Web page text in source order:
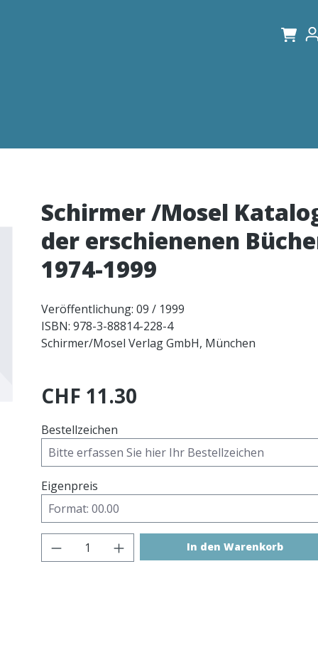
Schirmer /Mosel
der erschienenen
1974-1999
Veröffentlichung: 09 / 1999
ISBN: 978-3-88814-228-4
Schirmer/Mosel Verlag GmbH, München
CHF 11.30
Bestellzeichen
Eigenpreis
Produkt Anzahl: Gib den
In den Warenkorb